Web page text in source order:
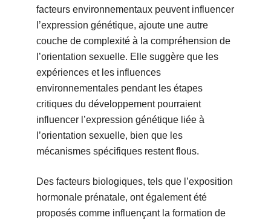
facteurs environnementaux peuvent influencer
l’expression génétique, ajoute une autre
couche de complexité à la compréhension de
l’orientation sexuelle. Elle suggère que les
expériences et les influences
environnementales pendant les étapes
critiques du développement pourraient
influencer l’expression génétique liée à
l’orientation sexuelle, bien que les
mécanismes spécifiques restent flous.
Des facteurs biologiques, tels que l’exposition
hormonale prénatale, ont également été
proposés comme influençant la formation de